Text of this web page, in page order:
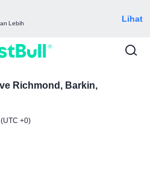
Lebih
Lihat
Richmond, Barkin,
+0)